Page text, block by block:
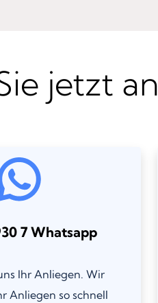
jetzt an
7 Whatsapp
Ihr Anliegen. Wir
Anliegen so schnell